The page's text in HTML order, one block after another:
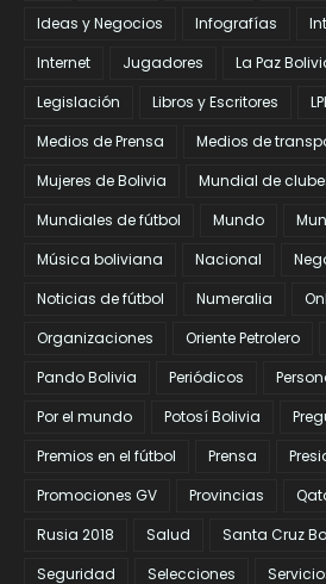
Ideas y Negocios
Infografías
Internet
Jugadores La Paz
Legislación
Libros y Escritores
Medios de Prensa
Medios de
Mujeres de Bolivia
Mundial de
Mundiales de fútbol
Mundo
Música boliviana
Nacional
Noticias de fútbol
Numeralia
Organizaciones
Oriente Petrolero
Pando Bolivia
Periódicos
Por el mundo
Potosí Bolivia
Premios en el fútbol
Prensa
Promociones GV
Provincias
Rusia 2018
Salud Santa Cruz
Seguridad
Selecciones